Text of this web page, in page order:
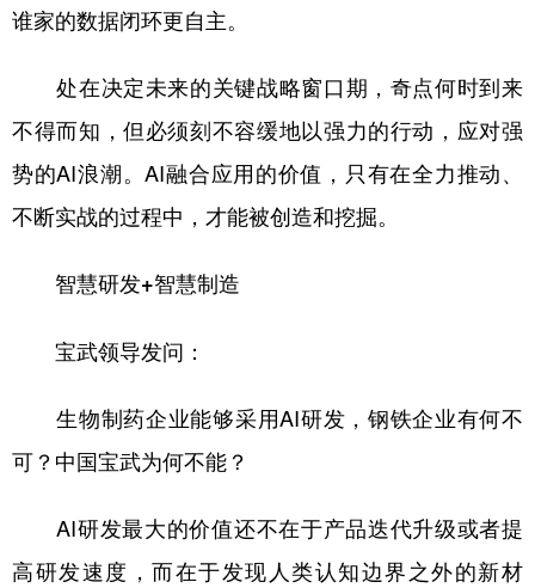
谁家的数据闭环更自主。
处在决定未来的关键战略窗口期，奇点何时到来
不得而知，但必须刻不容缓地以强力的行动，应对强
势的AI浪潮。AI融合应用的价值，只有在全力推动、
不断实战的过程中，才能被创造和挖掘。
智慧研发+智慧制造
宝武领导发问：
生物制药企业能够采用AI研发，钢铁企业有何不
可？中国宝武为何不能？
AI研发最大的价值还不在于产品迭代升级或者提
高研发速度，而在于发现人类认知边界之外的新材